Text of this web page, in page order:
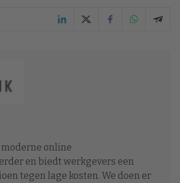
moderne online
en biedt werkgevers een
tegen lage kosten. We doen er